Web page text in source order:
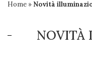
Home » Novità
NOVITÀ